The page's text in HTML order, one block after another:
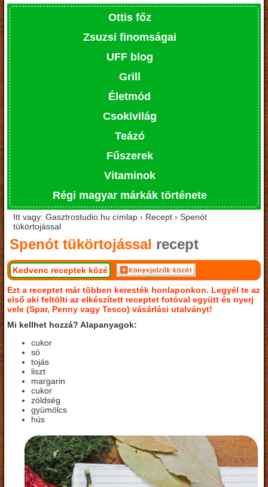
Ottis főz
Zsuzsi finomságai
UFF blog
Grill
Életmód
Csokivilág
Teázó
Fűszerek
Vitaminok
Régi magyar márkák története
Itt vagy: Gasztrostudio.hu címlap › Recept › Spenót
tükörtojással
Spenót tükörtojással recept
Kedvenc receptek közé
Ezt a receptet már többen keresték honlaponkon. Legyél te az
első aki feltölti az elkészített receptet fotóval együtt és nyerj
vele (Spar, Penny vagy Tesco) vásárlási utalványt!
Mi kellhet hozzá? Alapanyagok:
cukor
só
tojás
liszt
margarin
cukor
zöldség
gyümölcs
hús